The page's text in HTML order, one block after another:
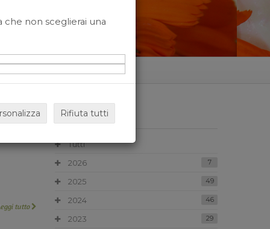
tutto
ARCHIVIO
Tutti
2026
7
2025 49
2024 46
2023 29
che non sceglierai una
Rifiuta tutti